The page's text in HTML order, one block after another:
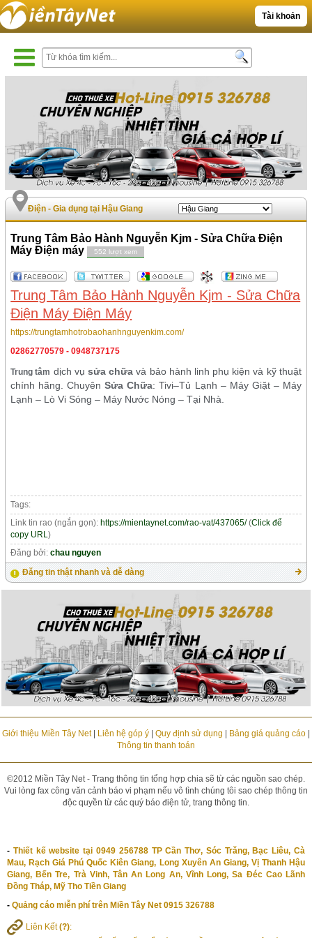
Tài khoản
Điện - Gia dụng tại Hậu Giang
Trung Tâm Bảo Hành Nguyễn Kjm - Sửa Chữa Điện
Máy Điện máy
552 lượt xem
Trung Tâm Bảo Hành Nguyễn Kjm - Sửa Chữa
Điện Máy Điện Máy
https://trungtamhotrobaohanhnguyenkim.com/
02862770579 - 0948737175
Trung tâm dịch vụ sửa chữa và bảo hành linh phụ kiện và kỹ thuật
chính hãng. Chuyên Sửa Chữa: Tivi–Tủ Lạnh – Máy Giặt – Máy
Lạnh – Lò Vi Sóng – Máy Nước Nóng – Tại Nhà.
Tags:
Link tin rao (ngắn gọn): https://mientaynet.com/rao-vat/437065/(Click để
copy URL)
Đăng bởi:chau nguyen
Đăng tin thật nhanh và dễ dàng
Giới thiệu Miền Tây Net| Liên hệ góp ý| Quy định sử dụng Bảng giá quảng cáo|
Thông tin thanh toán
©2012 Miền Tây Net - Trang thông tin tổng hợp chia sẽ từ các nguồn sao chép.
Vui lòng fax công văn cảnh báo vi phạm nếu vô tình chúng tôi sao chép thông tin
độc quyền từ các quý báo điện tử, trang thông tin.
- Thiết kế website tại 0949 256788 TP Cần Thơ, Sóc Trăng, Bạc Liêu, Cà
Mau, Rạch Giá Phú Quốc Kiên Giang, Long Xuyên An Giang, Vị Thanh Hậu
Giang, Bến Tre, Trà Vinh, Tân An Long An, Vĩnh Long, Sa Đéc Cao Lãnh
Đồng Tháp, Mỹ Tho Tiền Giang
- Quảng cáo miễn phí trên Miền Tây Net 0915 326788
Liên Kết(?):